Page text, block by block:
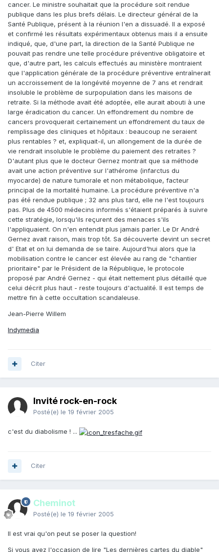
cancer. Le ministre souhaitait que la procédure soit rendue
publique dans les plus brefs délais. Le directeur général de la
Santé Publique, présent à la réunion l'en a dissuadé. Il a exposé
et confirmé les résultats expérimentaux obtenus mais il a ensuite
indiqué, que, d'une part, la direction de la Santé Publique ne
pouvait pas rendre une telle procédure préventive obligatoire et
que, d'autre part, les calculs effectués au ministère montraient
que l'application générale de la procédure préventive entraînerait
un accroissement de la longévité moyenne de 7 ans et rendrait
insoluble le problème de surpopulation dans les maisons de
retraite. Si la méthode avait été adoptée, elle aurait abouti à une
large éradication du cancer. Un effondrement du nombre de
cancers provoquerait certainement un effondrement du taux de
remplissage des cliniques et hôpitaux : beaucoup ne seraient
plus rentables ? et, expliquait-il, un allongement de la durée de
vie rendrait insoluble le problème du paiement des retraites ?
D'autant plus que le docteur Gernez montrait que sa méthode
avait une action préventive sur l'athérome (infarctus du
myocarde) de nature tumorale et non métabolique, facteur
principal de la mortalité humaine. La procédure préventive n'a
pas été rendue publique ; 32 ans plus tard, elle ne l'est toujours
pas. Plus de 4500 médecins informés s'étaient préparés à suivre
cette stratégie, lorsqu'ils reçurent des menaces s'ils
l'appliquaient. On n'en entendit plus jamais parler. Le Dr André
Gernez avait raison, mais trop tôt. Sa découverte devint un secret
d' Etat et on lui demanda de se taire. Aujourd'hui alors que la
mobilisation contre le cancer est élevée au rang de "chantier
prioritaire" par le Président de la République, le protocole
proposé par André Gernez - qui était nettement plus détaillé que
celui décrit plus haut - reste toujours d'actualité. Il est temps de
mettre fin à cette occultation scandaleuse.
Jean-Pierre Willem
Indymedia
Citer
Invité rock-en-rock
Posté(e) le 19 février 2005
c'est du diabolisme ! ...
Citer
Cheminot
Posté(e) le 19 février 2005
Il est vrai qu'on peut se poser la question!
Si vous avez l'occasion de lire "Les dernières cartes du diable"